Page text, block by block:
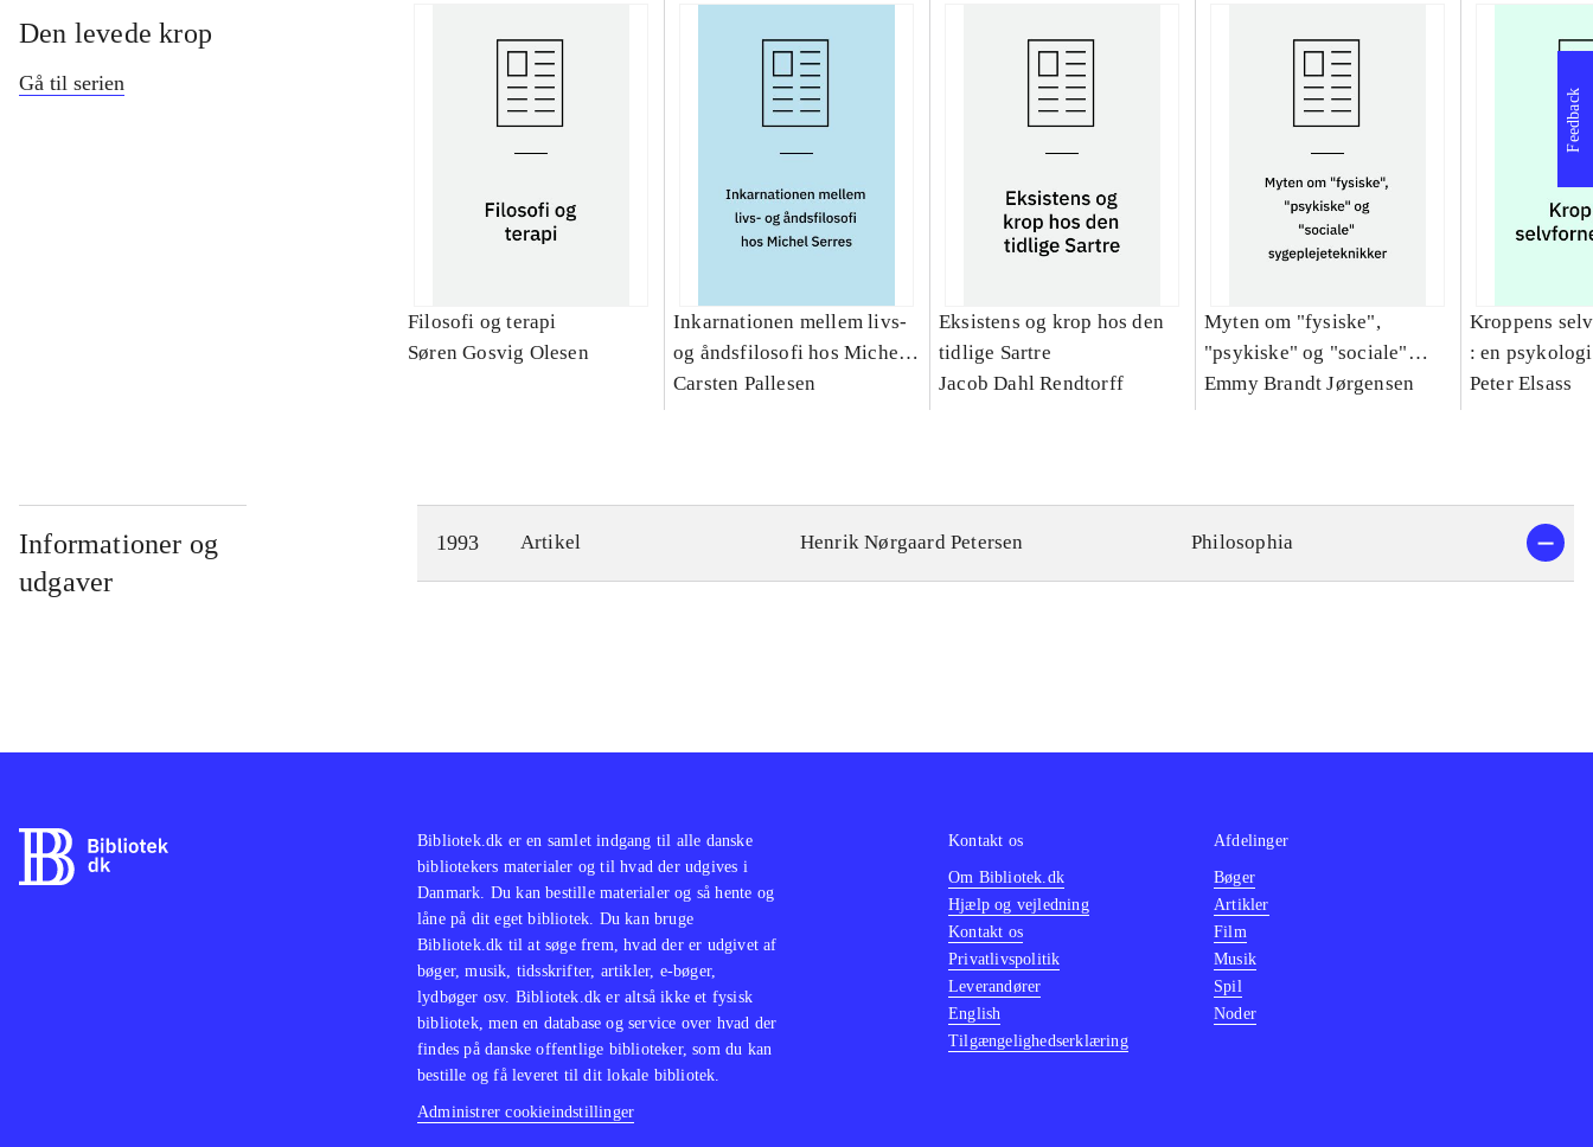
Den levede krop
Gå til serien
Filosofi og terapi
Søren Gosvig Olesen
Inkarnationen mellem livs-
og åndsfilosofi hos Michel
Serres : et teologisk bidrag
Carsten Pallesen
Eksistens og krop hos den
tidlige Sartre
Jacob Dahl Rendtorff
Myten om "fysiske",
"psykiske" og "sociale"
sygeplejeteknikker
Emmy Brandt Jørgensen
Kroppens
: en
Peter Elsass
Informationer og
udgaver
1993 Artikel Henrik Nørgaard Petersen Philosophia
Feedback
Bibliotek.dk er en samlet indgang til alle danske
bibliotekers materialer og til hvad der udgives i
Danmark. Du kan bestille materialer og så hente og
låne på dit eget bibliotek. Du kan bruge
Bibliotek.dk til at søge frem, hvad der er udgivet af
bøger, musik, tidsskrifter, artikler, e-bøger,
lydbøger osv. Bibliotek.dk er altså ikke et fysisk
bibliotek, men en database og service over hvad der
findes på danske offentlige biblioteker, som du kan
bestille og få leveret til dit lokale bibliotek.
Administrer cookieindstillinger
Kontakt os
Om Bibliotek.dk
Hjælp og vejledning
Kontakt os
Privatlivspolitik
Leverandører
English
Tilgængelighedserklæring
Afdelinger
Bøger
Artikler
Film
Musik
Spil
Noder